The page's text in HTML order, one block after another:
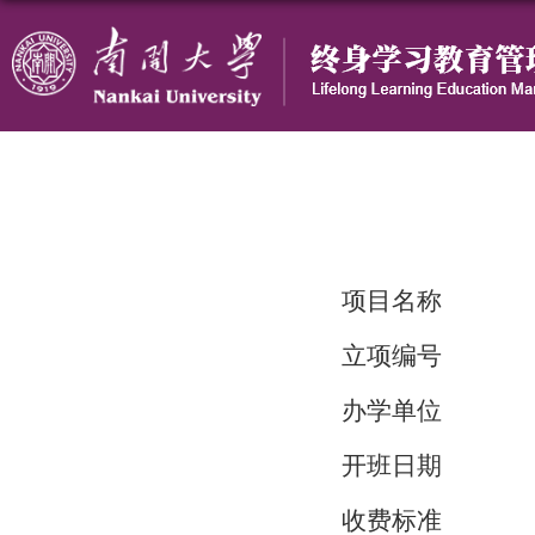
项目名称
立项编号
办学单位
开班日期
收费标准